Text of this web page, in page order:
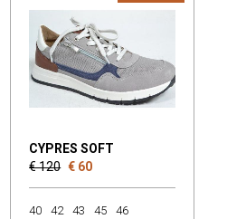
CYPRES SOFT
€ 120 € 60
40 42 43 45 46